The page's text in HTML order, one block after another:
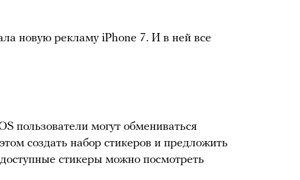
новую рекламу iPhone 7. И в ней все
пользователи могут обмениваться
создать набор стикеров и предложить
стикеры можно посмотреть